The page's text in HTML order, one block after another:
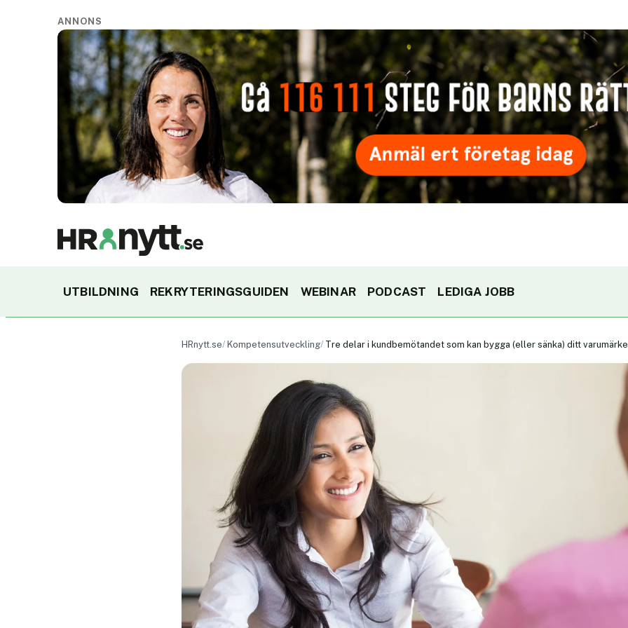
ANNONS
UTBILDNING REKRYTERINGSGUIDEN WEBINAR PODCAST LEDIGA JOBB
HRnytt.se Kompetensutveckling Tre delar i kundbemötandet som kan bygga (eller sänka) ditt